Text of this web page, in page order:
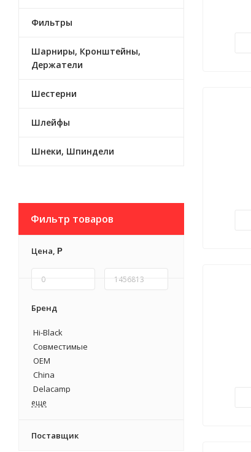
Фильтры
Шарниры, Кронштейны,
Держатели
Шестерни
Шлейфы
Шнеки, Шпиндели
Фильтр товаров
Цена, Р
Бренд
Hi-Black
Совместимые
OEM
China
Delacamp
eще
Поставщик